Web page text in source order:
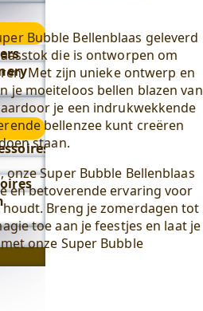
Bubble Bellenblaas geleverd
die is ontworpen om
Met zijn unieke ontwerp en
je moeiteloos bellen blazen van
je een indrukwekkende
bellenzee kunt creëren
staan.
Super Bubble Bellenblaas
en betoverende ervaring voor
Breng je zomerdagen tot
toe aan je feestjes en laat je
onze Super Bubble